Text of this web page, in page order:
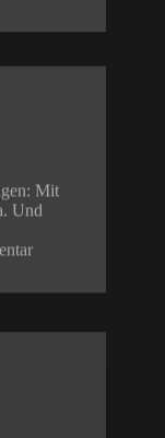
Mit
Und